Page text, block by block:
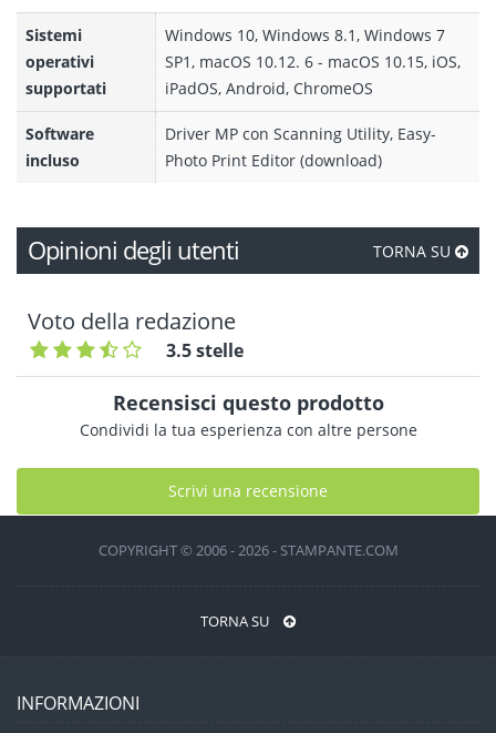
Sistemi
operativi
supportati
Windows 10, Windows 8.1, Windows 7
SP1, macOS 10.12. 6 - macOS 10.15, iOS,
iPadOS, Android, ChromeOS
Software
incluso
Driver MP con Scanning Utility, Easy-
Photo Print Editor (download)
Opinioni degli utenti TORNA SU
Voto della redazione
3.5 stelle
Recensisci questo prodotto
Condividi la tua esperienza con altre persone
Scrivi una recensione
COPYRIGHT © 2006 - 2026 - STAMPANTE.COM
TORNA SU
INFORMAZIONI